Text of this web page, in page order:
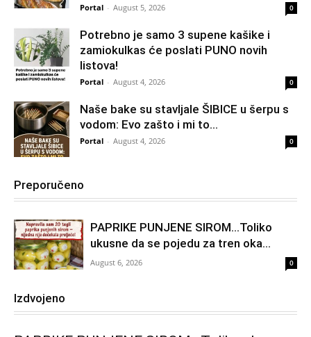
Portal - August 5, 2026 0
Potrebno je samo 3 supene kašike i
zamiokulkas će poslati PUNO novih
listova!
Portal - August 4, 2026 0
Naše bake su stavljale ŠIBICE u šerpu s
vodom: Evo zašto i mi to...
Portal - August 4, 2026 0
Preporučeno
PAPRIKE PUNJENE SIROM…Toliko
ukusne da se pojedu za tren oka…
August 6, 2026 0
Izdvojeno